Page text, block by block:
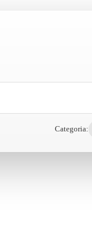
Categoria: